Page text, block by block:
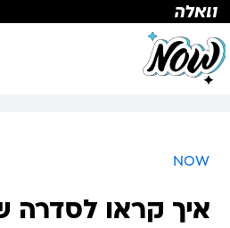
NOW
איך קראו לסדרה